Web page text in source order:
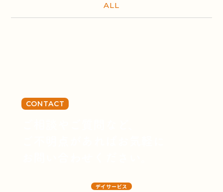
ALL
CONTACT
デイサービス